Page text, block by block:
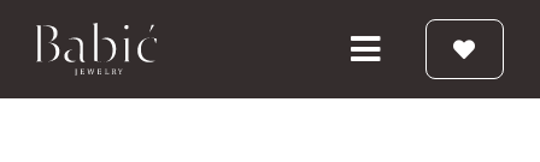
Toggle
Navigation